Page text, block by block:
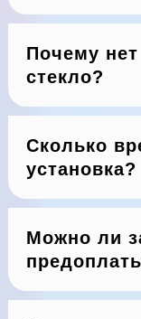
Почему нет
стекло?
Сколько
установка?
Можно ли